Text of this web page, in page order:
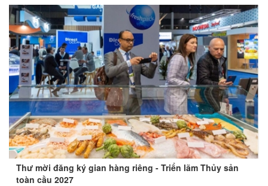
Thư mời đăng ký gian hàng riêng - Triển lãm Thủy sản
toàn cầu 2027